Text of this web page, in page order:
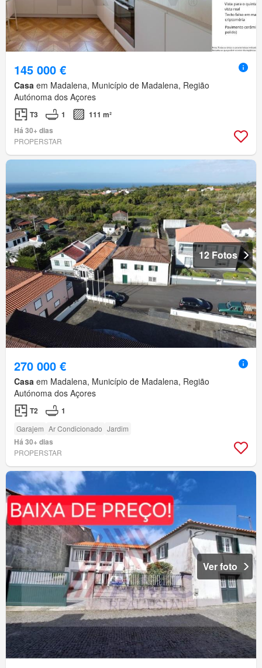
145 000 €
Casa em Madalena, Município de Madalena, Região
Autónoma dos Açores
T3 1
111 m²
Há 30+ dias
PROPERSTAR
12 Fotos
270 000 €
Casa em Madalena, Município de Madalena, Região
Autónoma dos Açores
T2 1
Garajem Ar Condicionado Jardim
Há 30+ dias
PROPERSTAR
Ver foto